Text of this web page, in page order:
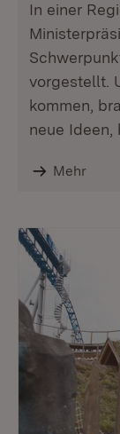
In einer
vorgestellt.
kommen,
neue Ideen,
Mehr